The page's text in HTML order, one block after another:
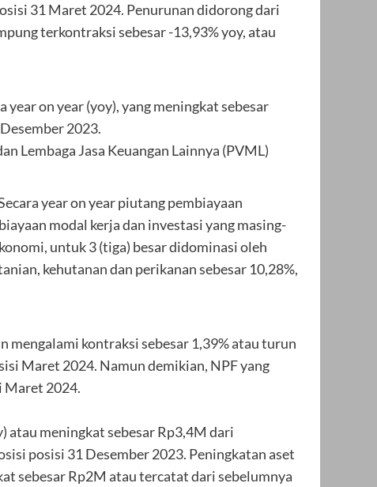
31 Maret 2024. Penurunan didorong dari
terkontraksi sebesar -13,93% yoy, atau
on year (yoy), yang meningkat sebesar
2023.
Lembaga Jasa Keuangan Lainnya (PVML)
year on year piutang pembiayaan
modal kerja dan investasi yang masing-
untuk 3 (tiga) besar didominasi oleh
kehutanan dan perikanan sebesar 10,28%,
mengalami kontraksi sebesar 1,39% atau turun
Maret 2024. Namun demikian, NPF yang
Maret 2024.
atau meningkat sebesar Rp3,4M dari
posisi 31 Desember 2023. Peningkatan aset
sebesar Rp2M atau tercatat dari sebelumnya